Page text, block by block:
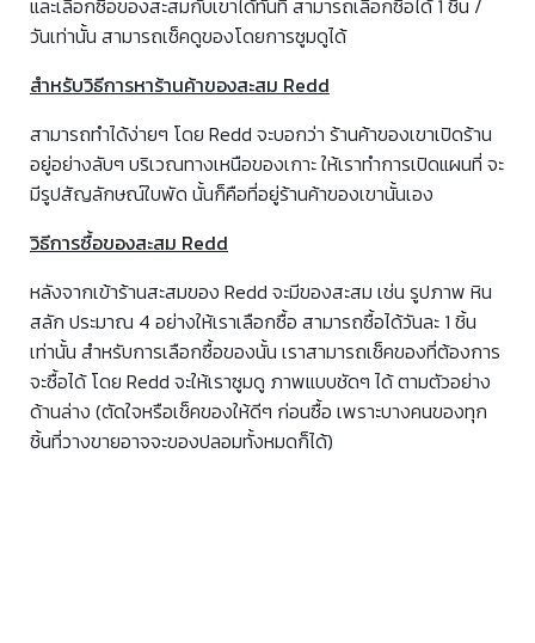
และเลือกซื้อของสะสมกับเขาได้ทันที สามารถเลือกซื้อได้ 1 ชิ้น /
วันเท่านั้น สามารถเช็คดูของโดยการซูมดูได้
สำหรับวิธีการหาร้านค้าของสะสม Redd
สามารถทำได้ง่ายๆ โดย Redd จะบอกว่า ร้านค้าของเขาเปิดร้าน
อยู่อย่างลับๆ บริเวณทางเหนือของเกาะ ให้เราทำการเปิดแผนที่ จะ
มีรูปสัญลักษณ์ใบพัด นั้นก็คือที่อยู่ร้านค้าของเขานั้นเอง
วิธีการซื้อของสะสม Redd
หลังจากเข้าร้านสะสมของ Redd จะมีของสะสม เช่น รูปภาพ หิน
สลัก ประมาณ 4 อย่างให้เราเลือกซื้อ สามารถซื้อได้วันละ 1 ชิ้น
เท่านั้น สำหรับการเลือกซื้อของนั้น เราสามารถเช็คของที่ต้องการ
จะซื้อได้ โดย Redd จะให้เราซูมดู ภาพแบบชัดๆ ได้ ตามตัวอย่าง
ด้านล่าง (ตัดใจหรือเช็คของให้ดีๆ ก่อนซื้อ เพราะบางคนของทุก
ชิ้นที่วางขายอาจจะของปลอมทั้งหมดก็ได้)